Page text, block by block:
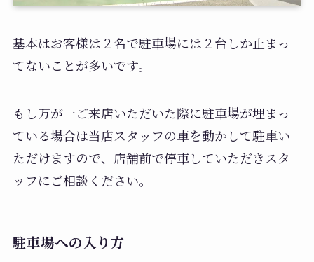
基本はお客様は２名で駐車場には２台しか止まっ
てないことが多いです。
もし万が一ご来店いただいた際に駐車場が埋まっ
ている場合は当店スタッフの車を動かして駐車い
ただけますので、店舗前で停車していただきスタ
ッフにご相談ください。
駐車場への入り方